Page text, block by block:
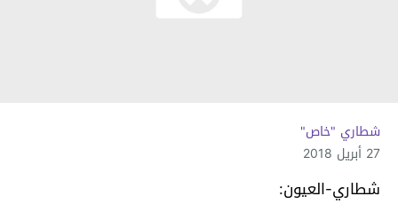
شطاري "خاص"
27 أبريل 2018
شطاري-العيون: